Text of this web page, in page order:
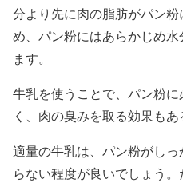
分より先に肉の脂肪がパン
め、パン粉にはあらかじめ
ます。
牛乳を使うことで、パン粉
く、肉の臭みを取る効果もあ
適量の牛乳は、パン粉がし
らない程度が良いでしょう